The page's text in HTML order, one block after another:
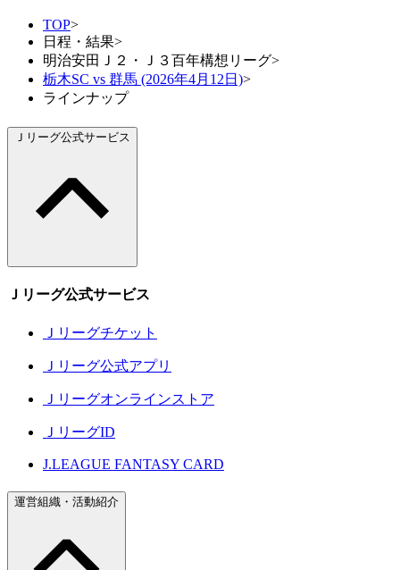
TOP>
日程・結果>
明治安田Ｊ２・Ｊ３百年構想リーグ>
栃木SC vs 群馬 (2026年4月12日)>
ラインナップ
Ｊリーグ公式サービス
Ｊリーグ公式サービス
Ｊリーグチケット
Ｊリーグ公式アプリ
Ｊリーグオンラインストア
ＪリーグID
J.LEAGUE FANTASY CARD
運営組織・活動紹介